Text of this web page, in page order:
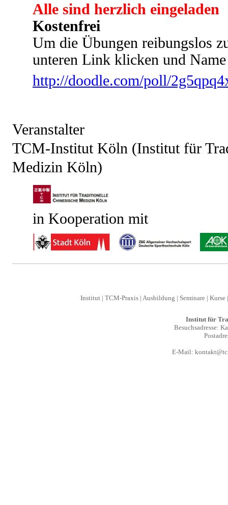
Alle sind herzlich eingeladen
Kostenfrei
Um die Übungen reibungslos
unteren Link klicken und
http://doodle.com/poll/
Veranstalter
TCM-Institut Köln (Institut für
Medizin Köln)
in Kooperation mit
Institut| TCM-Praxis| Ausbildung | Seminare| Kurse
Institut für
Besuchsadresse:
E-Mail: